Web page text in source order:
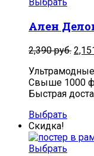
Ален
2,390руб.
Свыше 1000
Быстрая
Выбрать
Скидка!
Выбрать